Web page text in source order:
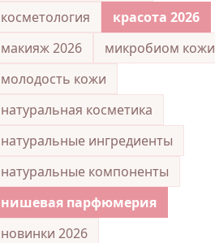
косметология
красота 2026
макияж 2026
микробиом кожи
молодость кожи
натуральная косметика
натуральные ингредиенты
натуральные компоненты
нишевая парфюмерия
новинки 2026